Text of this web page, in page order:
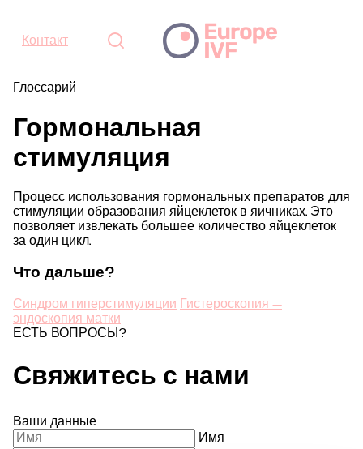
Контакт
Глоссарий
Гормональная
стимуляция
Процесс использования гормональных препаратов для
стимуляции образования яйцеклеток в яичниках. Это
позволяет извлекать большее количество яйцеклеток
за один цикл.
Что дальше?
Синдром гиперстимуляции
Гистероскопия —
эндоскопия матки
ЕСТЬ ВОПРОСЫ?
Свяжитесь с нами
Ваши данные
Имя